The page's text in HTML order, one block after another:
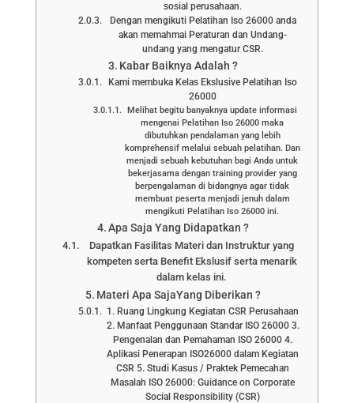
sosial perusahaan.
Dengan mengikuti Pelatihan Iso 26000 anda
akan memahmai Peraturan dan Undang-
undang yang mengatur CSR.
Kabar Baiknya Adalah ?
Kami membuka Kelas Ekslusive Pelatihan Iso
26000
Melihat begitu banyaknya update informasi
mengenai Pelatihan Iso 26000 maka
dibutuhkan pendalaman yang lebih
komprehensif melalui sebuah pelatihan. Dan
menjadi sebuah kebutuhan bagi Anda untuk
bekerjasama dengan training provider yang
berpengalaman di bidangnya agar tidak
membuat peserta menjadi jenuh dalam
mengikuti Pelatihan Iso 26000 ini.
Apa Saja Yang Didapatkan ?
Dapatkan Fasilitas Materi dan Instruktur yang
kompeten serta Benefit Ekslusif serta menarik
dalam kelas ini.
Materi Apa SajaYang Diberikan ?
1. Ruang Lingkung Kegiatan CSR Perusahaan
2. Manfaat Penggunaan Standar ISO 26000 3.
Pengenalan dan Pemahaman ISO 26000 4.
Aplikasi Penerapan ISO26000 dalam Kegiatan
CSR 5. Studi Kasus / Praktek Pemecahan
Masalah ISO 26000: Guidance on Corporate
Social Responsibility (CSR)